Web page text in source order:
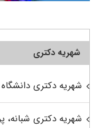
شهریه دکتری
شهریه دکتری دانشگاه
شهریه دکتری شبانه،